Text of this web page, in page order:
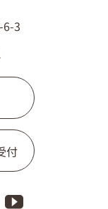
6-3
付